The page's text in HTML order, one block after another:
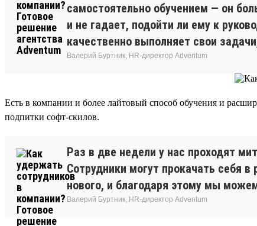
самостоятельно обучением — он
и не гадает, подойти ли ему к
качественно выполняет свои
Валерий Буртник, HR-директор Adventum
Есть в компании и более лайтовый способ обучения и
подпитки софт-скилов.
Раз в две недели у нас проходят
Сотрудники могут прокачать себя
нового, и благодаря этому мы
Валерий Буртник, HR-директор Adventum